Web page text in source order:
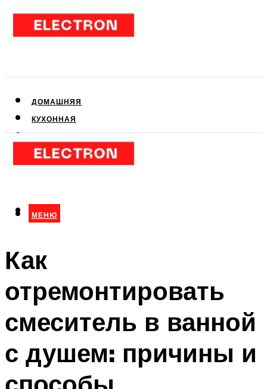
ДОМАШНЯЯ
КУХОННАЯ
КЛИМАТИЧЕСКАЯ
МЕНЮ
МЕНЮ
Как
отремонтировать
смеситель в ванной
с душем: причины и